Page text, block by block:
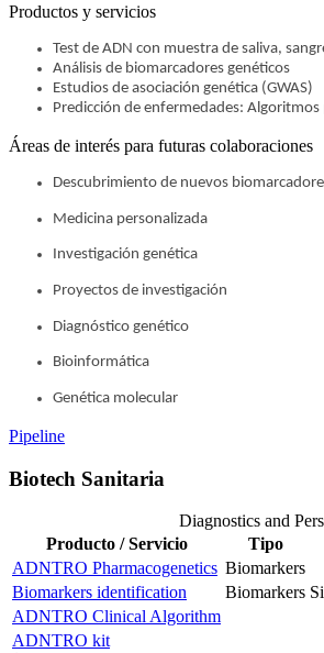
Productos y servicios
Test de ADN con muestra de saliva,
Análisis de biomarcadores genéticos
Estudios de asociación genética (GWAS)
Predicción de enfermedades:
Áreas de interés para futuras colaboraciones
Descubrimiento de nuevos
Medicina personalizada
Investigación genética
Proyectos de investigación
Diagnóstico genético
Bioinformática
Genética molecular
Pipeline
Biotech Sanitaria
Diagnostics and
Producto / Servicio
Tipo
ADNTRO Pharmacogenetics Biomarkers
Biomarkers identification
Biomarkers
ADNTRO Clinical Algorithm
ADNTRO kit